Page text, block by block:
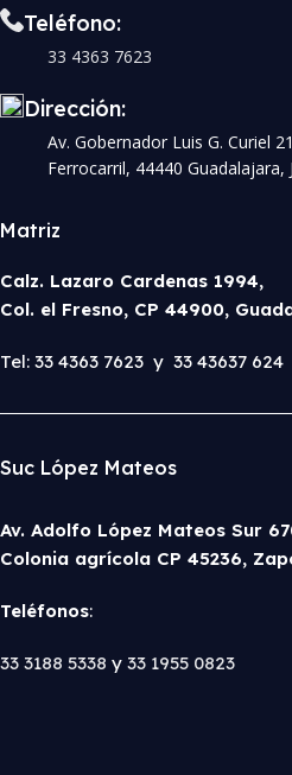
Teléfono:
33 4363 7623
Dirección:
Av. Gobernador Luis G. Curiel
Ferrocarril, 44440 Guadalajara,
Matriz
Calz. Lazaro Cardenas 1994,
Col. el Fresno, CP 44900,
Tel: 33 4363 7623 y 33 43637 624
Suc López Mateos
Av. Adolfo López Mateos Sur
Colonia agrícola CP 45236,
Teléfonos:
33 3188 5338 y 33 1955 0823